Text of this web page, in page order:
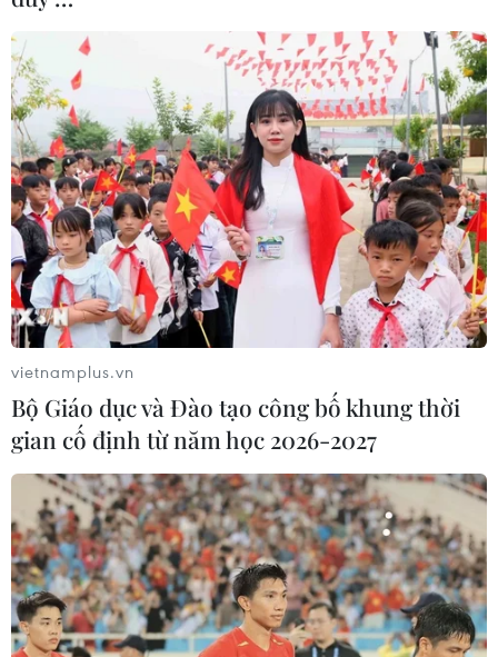
vietnamplus.vn
Bộ Giáo dục và Đào tạo công bố khung thời
gian cố định từ năm học 2026-2027